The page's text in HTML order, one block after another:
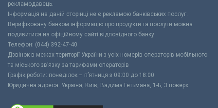
рекламодавець.
Інформація на даній сторінці не є рекламою банківських послуг.
Верифіковану банком інформацію про продукти та послуги можна
подивитися на офіційному сайті відповідного банку.
Телефон: (044) 392-47-40
Дзвінок в межах території України з усіх номерів операторів мобільного
та міського зв’язку за тарифами операторів
Графік роботи: понеділок – п’ятниця з 09:00 до 18:00
Юридична адреса: Україна, Київ, Вадима Гетьмана, 1-Б, 3 поверх